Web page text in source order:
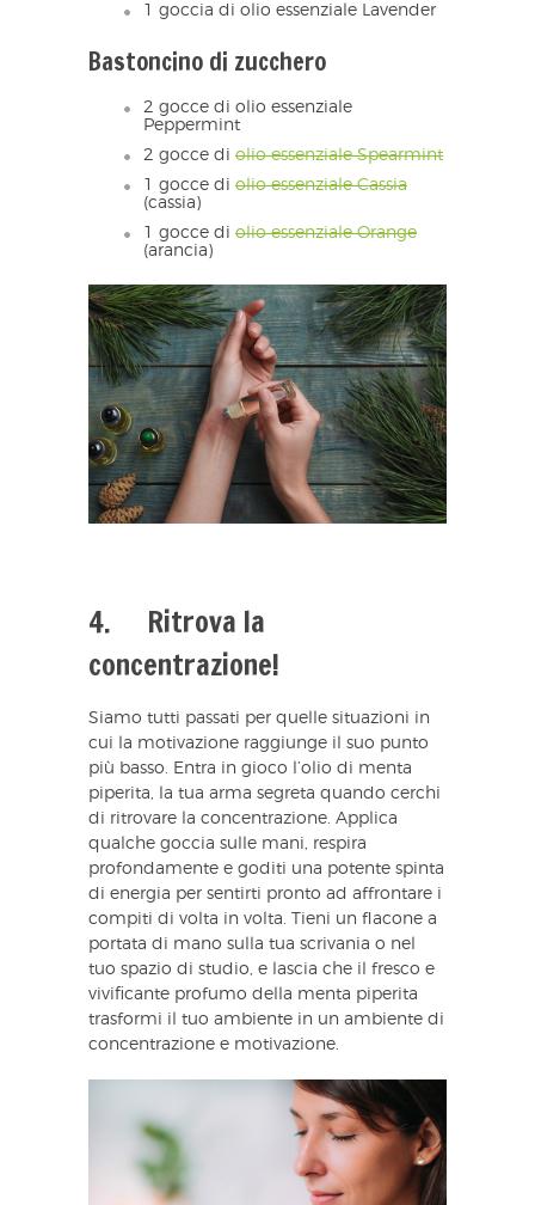
1 goccia di olio essenziale Lavender
Bastoncino di zucchero
2 gocce di olio essenziale
Peppermint
2 gocce di olio essenziale Spearmint
1 gocce di olio essenziale Cassia
(cassia)
1 gocce di olio essenziale Orange
(arancia)
4. Ritrova la
concentrazione!
Siamo tutti passati per quelle situazioni in
cui la motivazione raggiunge il suo punto
più basso. Entra in gioco l’olio di menta
piperita, la tua arma segreta quando cerchi
di ritrovare la concentrazione. Applica
qualche goccia sulle mani, respira
profondamente e goditi una potente spinta
di energia per sentirti pronto ad affrontare i
compiti di volta in volta. Tieni un flacone a
portata di mano sulla tua scrivania o nel
tuo spazio di studio, e lascia che il fresco e
vivificante profumo della menta piperita
trasformi il tuo ambiente in un ambiente di
concentrazione e motivazione.